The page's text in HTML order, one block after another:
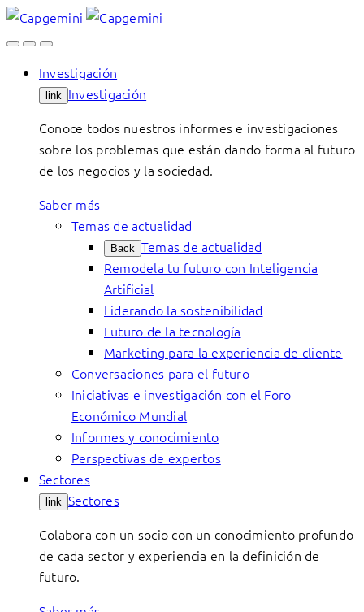
Skip
to
Investigación
link Investigación
Conoce todos nuestros informes e investigaciones
sobre los problemas que están dando forma al futuro
de los negocios y la sociedad.
Saber más
Temas de actualidad
Back Temas de actualidad
Remodela tu futuro con Inteligencia
Artificial
Liderando la sostenibilidad
Futuro de la tecnología
Marketing para la experiencia de cliente
Conversaciones para el futuro
Iniciativas e investigación con el Foro
Económico Mundial
Informes y conocimiento
Perspectivas de expertos
Sectores
link Sectores
Colabora con un socio con un conocimiento profundo
de cada sector y experiencia en la definición de
futuro.